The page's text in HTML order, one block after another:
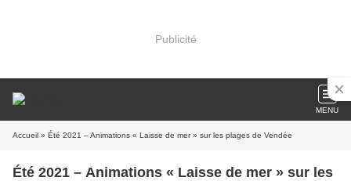
Publicité
MENU
Accueil » Été 2021 – Animations « Laisse de mer » sur les plages de Vendée
Été 2021 – Animations « Laisse de mer » sur les